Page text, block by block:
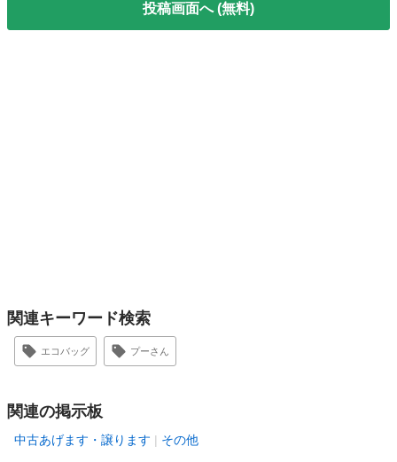
投稿画面へ (無料)
関連キーワード検索
エコバッグ プーさん
関連の掲示板
中古あげます・譲ります その他